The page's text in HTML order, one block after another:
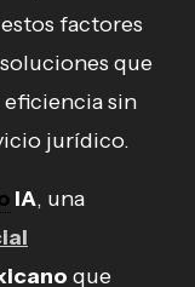
factores
que
sin
jurídico.
IA, una
que